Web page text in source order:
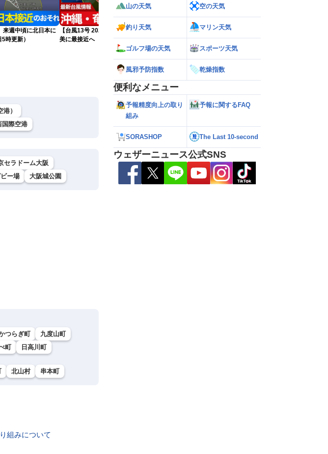
来週中頃に北日本に
時更新）
【台風13号 2026】台風13号が沖縄・奄
美に最接近へ 明日にかけ荒天続く（7
【ダブル台風】日本列島へ接近 お盆休み
への影響は？（2026年8月6日22時更
新）
）
国際空港
セラドーム大阪
ー場 大阪城公園
つらぎ町
九度山町
町 日高川町
北山村 串本町
山の天気 空の天気
釣り天気 マリン天気
ゴルフ場の天気 スポーツ天気
風邪予防指数 乾燥指数
便利なメニュー
予報精度向上の取り
組み
予報に関するFAQ
SORASHOP The Last 10-second
ウェザーニュース公式SNS
組みについて